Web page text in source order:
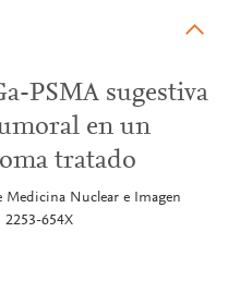
PSMA sugestiva
en un
tratado
Medicina Nuclear e Imagen
2253-654X